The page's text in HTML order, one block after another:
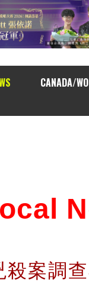
CANADA/
殺案調